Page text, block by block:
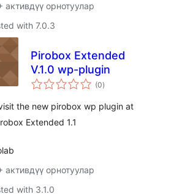
активдүү орнотуулар
with 7.0.3
Pirobox Extended
V.1.0 wp-plugin
(0total
ratings
)
the new pirobox wp plugin at
Extended 1.1
активдүү орнотуулар
with 3.1.0